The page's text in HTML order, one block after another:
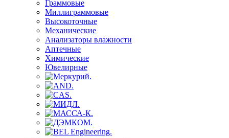
Граммовые
Миллиграммовые
Высокоточные
Механические
Анализаторы влажности
Аптечные
Химические
Ювелирные